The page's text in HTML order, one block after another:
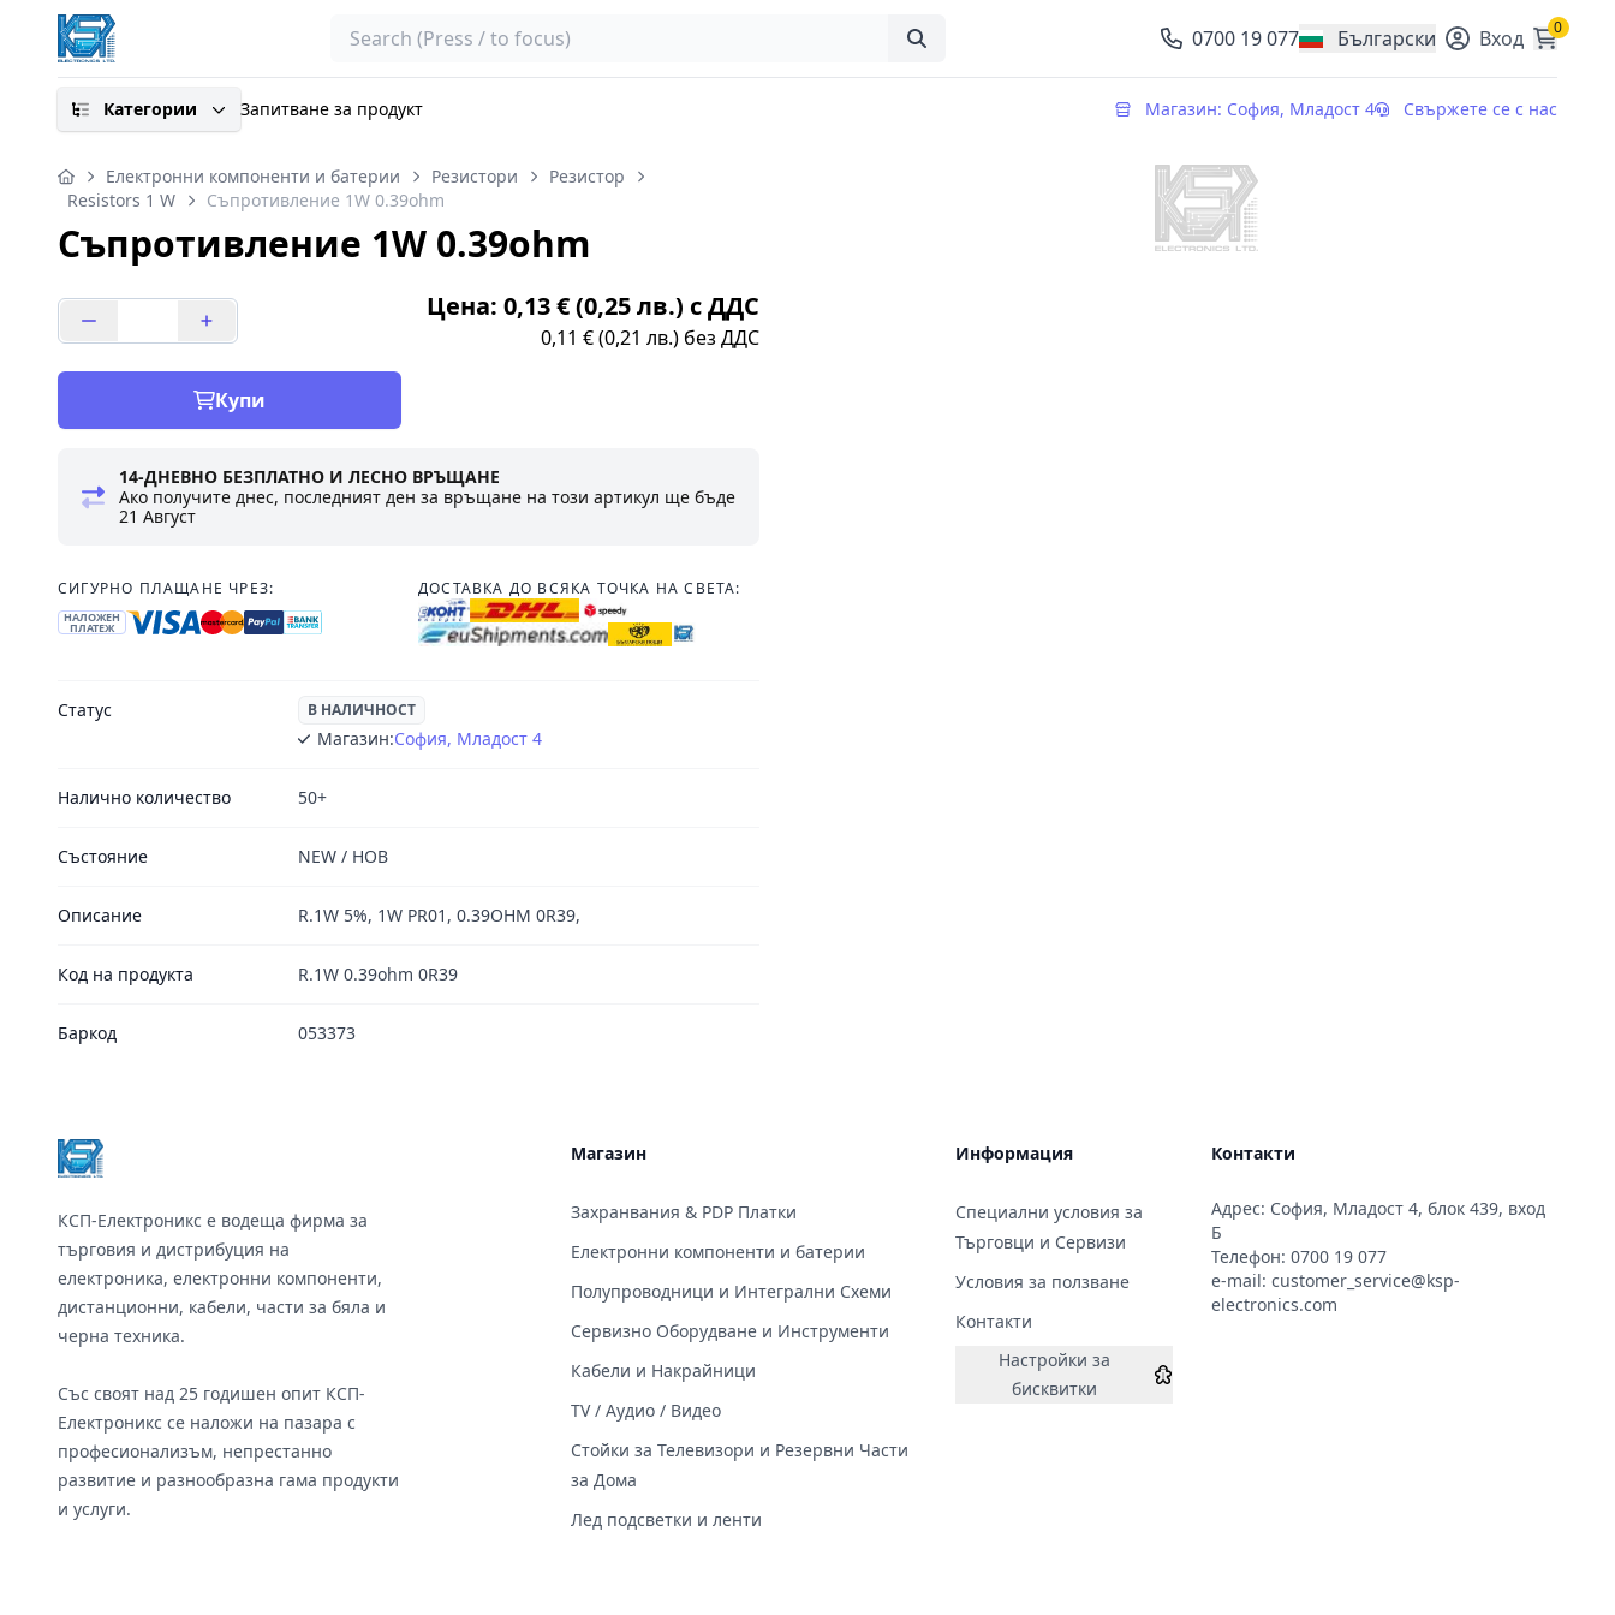
Search 0700 19 077 Български
, change currency Вход 0
Категории Запитване за продукт Магазин: София, Младост 4 Свържете се с нас
Електронни компоненти и батерии Резистори
Резистор
Resistors 1 W
Съпротивление 1W 0.39ohm
Съпротивление 1W 0.39ohm
Цена: 0,13 € (0,25 лв.) с ДДС
0,11 € (0,21 лв.) без ДДС
Купи
14-ДНЕВНО БЕЗПЛАТНО И ЛЕСНО ВРЪЩАНЕ
Ако получите днес, последният ден за връщане на този артикул ще бъде
21 Август
СИГУРНО ПЛАЩАНЕ ЧРЕЗ:
НАЛОЖЕН
ПЛАТЕЖ
ДОСТАВКА ДО ВСЯКА ТОЧКА НА СВЕТА:
Статус В НАЛИЧНОСТ
Магазин:София, Младост 4
Налично количество 50+
Състояние NЕW / НОВ
Описание R.1W 5%, 1W PR01, 0.39OHM 0R39,
Код на продукта R.1W 0.39ohm 0R39
Баркод 053373
КСП-Електроникс е водеща фирма за
търговия и дистрибуция на
електроника, електронни компоненти,
дистанционни, кабели, части за бяла и
черна техника.
Със своят над 25 годишен опит КСП-
Електроникс се наложи на пазара с
професионализъм, непрестанно
развитие и разнообразна гама продукти
и услуги.
Магазин
Захранвания & PDP Платки
Електронни компоненти и батерии
Полупроводници и Интегрални Схеми
Сервизно Оборудване и Инструменти
Кабели и Накрайници
TV / Аудио / Видео
Стойки за Телевизори и Резервни Части
за Дома
Лед подсветки и ленти
Информация
Специални условия за
Търговци и Сервизи
Условия за ползване
Контакти
Настройки за
бисквитки
Контакти
Адрес: София, Младост 4, блок 439, вход
Б
Телефон: 0700 19 077
e-mail: customer_service@ksp-
electronics.com